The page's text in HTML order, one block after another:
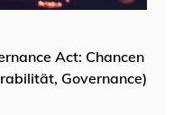
Act: Chancen
Governance)